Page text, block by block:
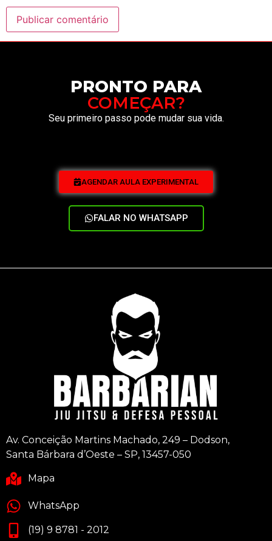
PRONTO PARA
COMEÇAR?
Seu primeiro passo pode mudar sua vida.
AGENDAR AULA EXPERIMENTAL
FALAR NO WHATSAPP
Av. Conceição Martins Machado, 249 – Dodson,
Santa Bárbara d’Oeste – SP, 13457-050
Mapa
WhatsApp
(19) 9 8781 - 2012